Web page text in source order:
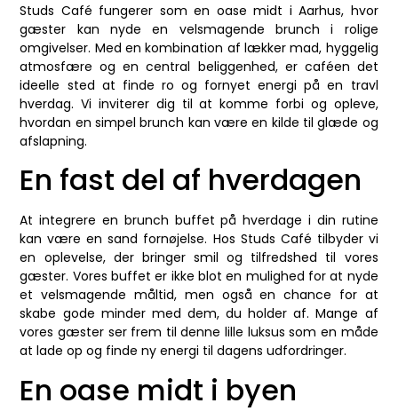
Studs Café fungerer som en oase midt i Aarhus, hvor
gæster kan nyde en velsmagende brunch i rolige
omgivelser. Med en kombination af lækker mad, hyggelig
atmosfære og en central beliggenhed, er caféen det
ideelle sted at finde ro og fornyet energi på en travl
hverdag. Vi inviterer dig til at komme forbi og opleve,
hvordan en simpel brunch kan være en kilde til glæde og
afslapning.
En fast del af hverdagen
At integrere en brunch buffet på hverdage i din rutine
kan være en sand fornøjelse. Hos Studs Café tilbyder vi
en oplevelse, der bringer smil og tilfredshed til vores
gæster. Vores buffet er ikke blot en mulighed for at nyde
et velsmagende måltid, men også en chance for at
skabe gode minder med dem, du holder af. Mange af
vores gæster ser frem til denne lille luksus som en måde
at lade op og finde ny energi til dagens udfordringer.
En oase midt i byen